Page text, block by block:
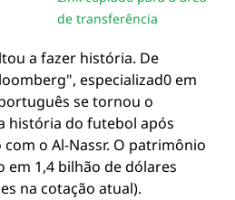
de transferência
a fazer história. De
especializad0 em
se tornou o
história do futebol após
o Al-Nassr. O patrimônio
em 1,4 bilhão de dólares
na cotação atual).